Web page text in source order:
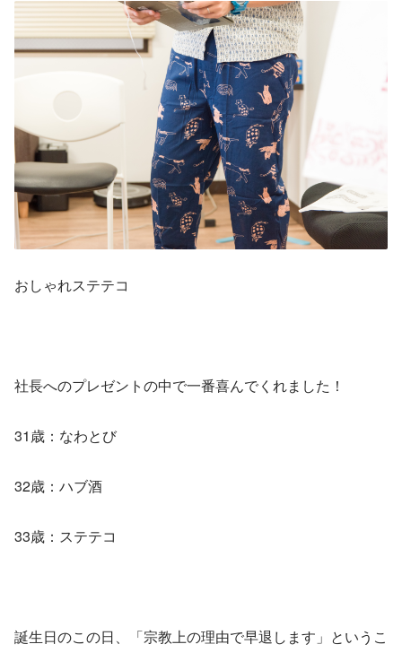
おしゃれステテコ
社長へのプレゼントの中で一番喜んでくれました！
31歳：なわとび
32歳：ハブ酒
33歳：ステテコ
誕生日のこの日、「宗教上の理由で早退します」というこ